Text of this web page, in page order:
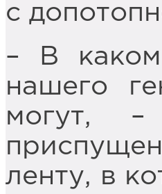
с
– В каком
нашего
могут,
ленту, в